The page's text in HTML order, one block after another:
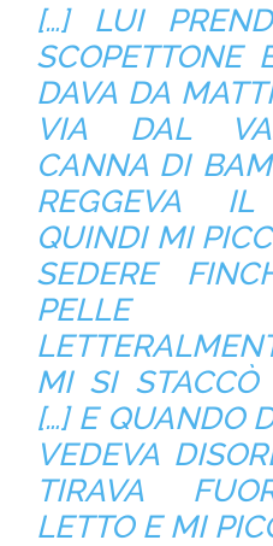
[…] LUI
SCOPETTONE
DAVA DA
VIA DAL
CANNA DI
REGGEVA
QUINDI MI
SEDERE
PELLE
MI SI STACCÒ
[…] E QUANDO
VEDEVA
TIRAVA
LETTO E MI